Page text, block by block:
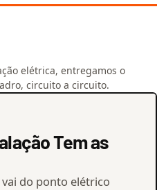
elétrica, entregamos o
circuito a circuito.
Tem as
do ponto elétrico